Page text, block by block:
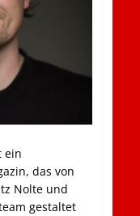
ein
das von
Nolte und
gestaltet